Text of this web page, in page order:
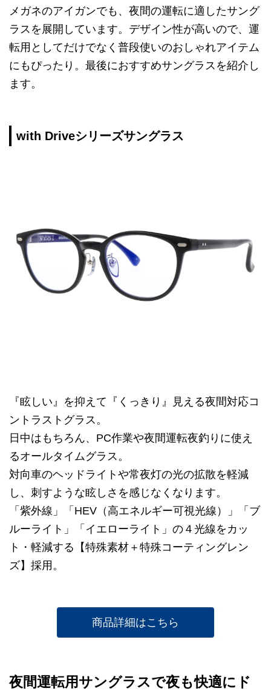
メガネのアイガンでも、夜間の運転に適したサング
ラスを展開しています。デザイン性が高いので、運
転用としてだけでなく普段使いのおしゃれアイテム
にもぴったり。最後におすすめサングラスを紹介し
ます。
with Driveシリーズサングラス
『眩しい』を抑えて『くっきり』見える夜間対応コ
ントラストグラス。
日中はもちろん、PC作業や夜間運転夜釣りに使え
るオールタイムグラス。
対向車のヘッドライトや常夜灯の光の拡散を軽減
し、刺すような眩しさを感じなくなります。
「紫外線」「HEV（高エネルギー可視光線）」「ブ
ルーライト」「イエローライト」の４光線をカッ
ト・軽減する【特殊素材＋特殊コーティングレン
ズ】採用。
商品詳細はこちら
夜間運転用サングラスで夜も快適にド